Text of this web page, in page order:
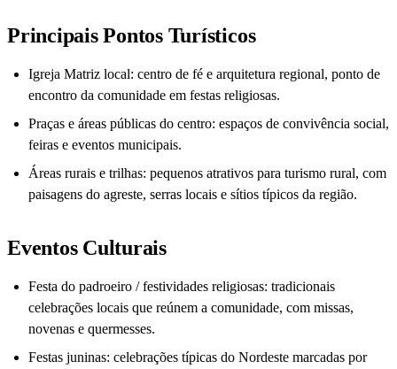
Principais Pontos Turísticos
Igreja Matriz local: centro de fé e arquitetura regional, ponto de
encontro da comunidade em festas religiosas.
Praças e áreas públicas do centro: espaços de convivência social,
feiras e eventos municipais.
Áreas rurais e trilhas: pequenos atrativos para turismo rural, com
paisagens do agreste, serras locais e sítios típicos da região.
Eventos Culturais
Festa do padroeiro / festividades religiosas: tradicionais
celebrações locais que reúnem a comunidade, com missas,
novenas e quermesses.
Festas juninas: celebrações típicas do Nordeste marcadas por